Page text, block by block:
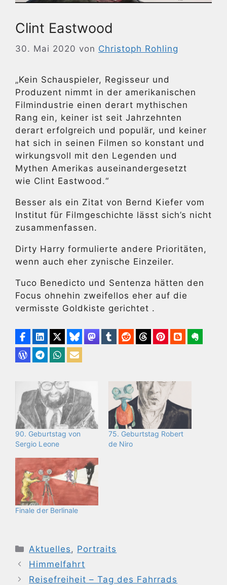
Clint Eastwood
30. Mai 2020 von Christoph Rohling
„Kein Schauspieler, Regisseur und
Produzent nimmt in der amerikanischen
Filmindustrie einen derart mythischen
Rang ein, keiner ist seit Jahrzehnten
derart erfolgreich und populär, und keiner
hat sich in seinen Filmen so konstant und
wirkungsvoll mit den Legenden und
Mythen Amerikas auseinandergesetzt
wie Clint Eastwood.“
Besser als ein Zitat von Bernd Kiefer vom
Institut für Filmgeschichte lässt sich’s nicht
zusammenfassen.
Dirty Harry formulierte andere Prioritäten,
wenn auch eher zynische Einzeiler.
Tuco Benedicto und Sentenza hätten den
Focus ohnehin zweifellos eher auf die
vermisste Goldkiste gerichtet .
90. Geburtstag von
Sergio Leone
75. Geburtstag Robert
de Niro
Finale der Berlinale
Kategorien
Aktuelles , Portraits
Himmelfahrt
Reisefreiheit – Tag des Fahrrads